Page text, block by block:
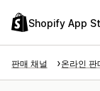
Shopify App
판매 채널 온라인 판